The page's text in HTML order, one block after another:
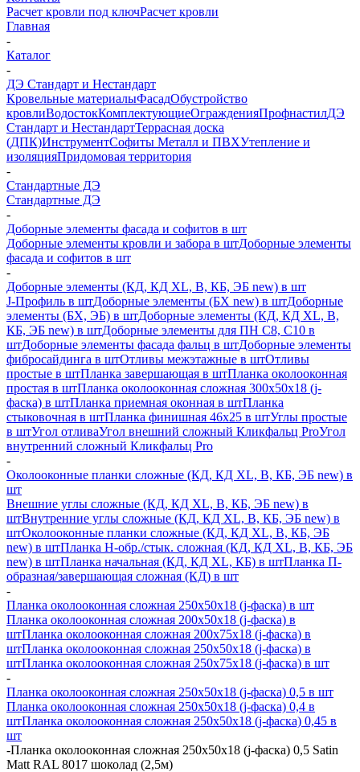
Расчет кровли под ключРасчет кровли
Главная
-
Каталог
-
ДЭ Стандарт и Нестандарт
Кровельные материалыФасадОбустройство
кровлиВодостокКомплектующиеОгражденияПрофнастилДЭ
Стандарт и НестандартТеррасная доска
(ДПК)ИнструментСофиты Металл и ПВХУтепление и
изоляцияПридомовая территория
-
Стандартные ДЭ
Стандартные ДЭ
-
Доборные элементы фасада и софитов в шт
Доборные элементы кровли и забора в штДоборные элементы
фасада и софитов в шт
-
Доборные элементы (КД, КД XL, В, КБ, ЭБ new) в шт
J-Профиль в штДоборные элементы (БХ new) в штДоборные
элементы (БХ, ЭБ) в штДоборные элементы (КД, КД XL, В,
КБ, ЭБ new) в штДоборные элементы для ПН С8, С10 в
штДоборные элементы фасада фальц в штДоборные элементы
фибросайдинга в штОтливы межэтажные в штОтливы
простые в штПланка завершающая в штПланка околооконная
простая в штПланка околооконная сложная 300х50х18 (j-
фаска) в штПланка приемная оконная в штПланка
стыковочная в штПланка финишная 46х25 в штУглы простые
в штУгол отливаУгол внешний сложный Кликфальц ProУгол
внутренний сложный Кликфальц Pro
-
Околооконные планки сложные (КД, КД XL, В, КБ, ЭБ new) в
шт
Внешние углы сложные (КД, КД XL, В, КБ, ЭБ new) в
штВнутренние углы сложные (КД, КД XL, В, КБ, ЭБ new) в
штОколооконные планки сложные (КД, КД XL, В, КБ, ЭБ
new) в штПланка H-обр./стык. сложная (КД, КД XL, В, КБ, ЭБ
new) в штПланка начальная (КД, КД XL, КБ) в штПланка П-
образная/завершающая сложная (КД) в шт
-
Планка околооконная сложная 250х50х18 (j-фаска) в шт
Планка околооконная сложная 200х50х18 (j-фаска) в
штПланка околооконная сложная 200х75х18 (j-фаска) в
штПланка околооконная сложная 250х50х18 (j-фаска) в
штПланка околооконная сложная 250х75х18 (j-фаска) в шт
-
Планка околооконная сложная 250х50х18 (j-фаска) 0,5 в шт
Планка околооконная сложная 250х50х18 (j-фаска) 0,4 в
штПланка околооконная сложная 250х50х18 (j-фаска) 0,45 в
шт
-Планка околооконная сложная 250х50х18 (j-фаска) 0,5 Satin
Matt RAL 8017 шоколад (2,5м)